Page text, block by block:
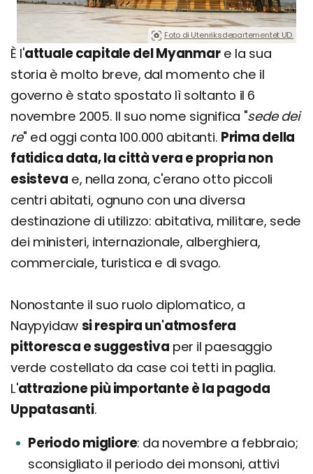
Foto di Utenriksdepartementet UD.
È l'attuale capitale del Myanmare la sua
storia è molto breve, dal momento che il
governo è stato spostato lì soltanto il 6
novembre 2005. Il suo nome significa "sede dei
re" ed oggi conta 100.000 abitanti. Prima della
fatidica data, la città vera e propria non
esisteva e, nella zona, c'erano otto piccoli
centri abitati, ognuno con una diversa
destinazione di utilizzo: abitativa, militare, sede
dei ministeri, internazionale, alberghiera,
commerciale, turistica e di svago.
Nonostante il suo ruolo diplomatico, a
Naypyidaw si respira un'atmosfera
pittoresca e suggestiva per il paesaggio
verde costellato da case coi tetti in paglia.
L'attrazione più importante è la pagoda
Uppatasanti.
Periodo migliore da novembre a febbraio;
sconsigliato il periodo dei monsoni, attivi